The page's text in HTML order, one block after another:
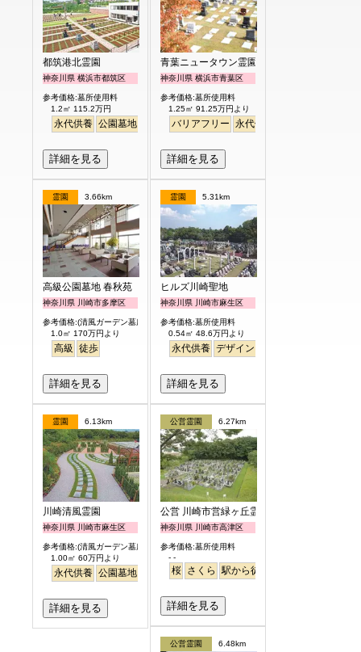
都筑港北霊園
神奈川県 横浜市都筑区
参考価格:墓所使用料
1.2㎡ 115.2万円
永代供養 公園墓地 駅から徒歩 明るい
詳細を見る
青葉ニュータウン霊園
神奈川県 横浜市青葉区
参考価格:墓所使用料
1.25㎡ 91.25万円より
バリアフリー 永代供養
詳細を見る
霊園 3.66km
高級公園墓地 春秋苑
神奈川県 川崎市多摩区
参考価格:(清風ガーデン墓所)
1.0㎡ 170万円より
高級 徒歩
詳細を見る
霊園 5.31km
ヒルズ川崎聖地
神奈川県 川崎市麻生区
参考価格:墓所使用料
0.54㎡ 48.6万円より
永代供養 デザイン
詳細を見る
霊園 6.13km
川崎清風霊園
神奈川県 川崎市麻生区
参考価格:(清風ガーデン墓所)
1.00㎡ 60万円より
永代供養 公園墓地 駅から徒歩
詳細を見る
公営霊園 6.27km
公営 川崎市営緑ヶ丘霊園
神奈川県 川崎市高津区
参考価格:墓所使用料
- -
桜 さくら 駅から徒歩
詳細を見る
公営霊園 6.48km